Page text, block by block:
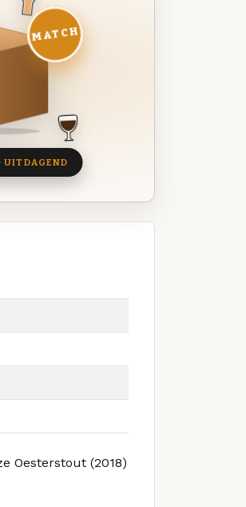
MATCH
UITDAGEND
Oesterstout (2018)